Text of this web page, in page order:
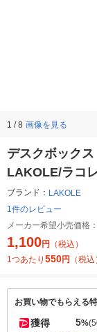
1 / 8 画像を見る
デスクボック
LAKOLE/ラコ
ブランド： LAKOLE
1件のレビュー
メーカー希望小売価格：
1,100円
（税込）
1つあたり 550円 （税込
お買い物でもらえる
獲得 5%